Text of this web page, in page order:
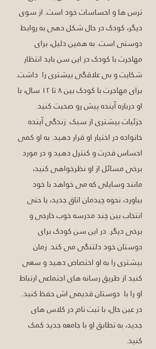
ترس ها و احساسات خود است. از سوی
دیگر، کودک در حال شکل دهی به روابط
دوستی است. به همین دلیل، برای
مهاجرت با کودک در این سن باید انتظار
شکایت و بی علاقگی بیشتری را  داشت.
برای مهاجرت با کودک بین ۸ تا ۱۲ سال، با
او درباره آینده پیش رو صحبت کنید.
جزئیات بیشتری از سبک  زندگی آینده
خانواده در اختیار او قرار دهید. به او کمی
احساس قدرت و کنترل دهید و در مورد
برخی مسائل از او نظرخواهی کنید،
مانند وسایلی که می خواهد با خود
بیاورد، نحوه چیدمان اتاق جدید، یا حتی
انتخاب بین چند مدرسه خوب خارجی و
برخی دیگر. در این سن کودک برای
دوستان خود دلتنگی می کند. زمان
بیشتری را به او اختصاص دهید و سعی
کنید از طریق رسانه های اجتماعی ارتباط
او را با  دوستان قدیمی اش حفظ کنید.
در عین حال، با ثبت نام در کلاس های
جدید، به تطابق او با جامعه جدید کمک
کنید.